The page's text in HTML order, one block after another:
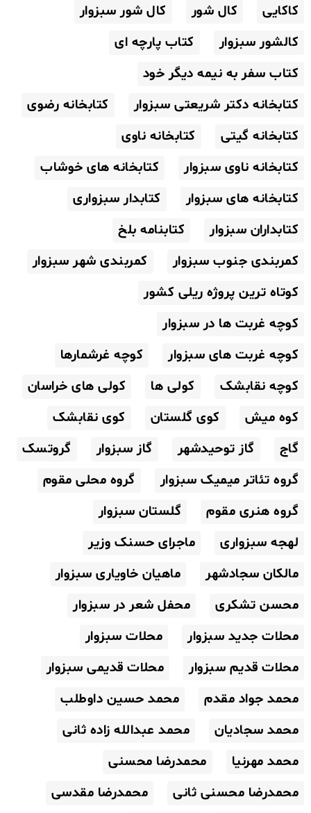
کاکایی
کال شور
کال شور سبزوار
کالشور سبزوار
کتاب پارچه ای
کتاب سفر به نیمه دیگر خود
کتابخانه دکتر شریعتی سبزوار
کتابخانه رضوی
کتابخانه گیتی
کتابخانه ناوی
کتابخانه ناوی سبزوار
کتابخانه های خوشاب
کتابخانه های سبزوار
کتابدار سبزواری
کتابداران سبزوار
کتابنامه بلخ
کمربندی جنوب سبزوار
کمربندی شهر سبزوار
کوتاه ترین پروژه ریلی کشور
کوچه غربت ها در سبزوار
کوچه غربت های سبزوار
کوچه غرشمارها
کوچه نقابشک
کولی ها
کولی های خراسان
کوه میش
کوی گلستان
کوی نقابشک
گاج
گاز توحیدشهر گاز سبزوار
گروتسک
گروه تئاتر میمیک سبزوار
گروه محلی مقوم
گروه هنری مقوم
گلستان سبزوار
لهجه سبزواری
ماجرای حسنک وزیر
مالکان سجادشهر
ماهیان خاویاری سبزوار
محسن تشکری
محفل شعر در سبزوار
محلات جدید سبزوار
محلات سبزوار
محلات قدیم سبزوار
محلات قدیمی سبزوار
محمد جواد مقدم
محمد حسین داوطلب
محمد سجادیان
محمد عبدالله زاده ثانی
محمد مهرنیا
محمدرضا محسنی
محمدرضا محسنی ثانی
محمدرضا مقدسی